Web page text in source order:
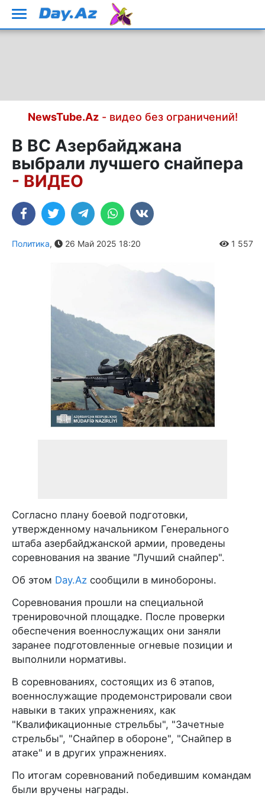
NewsTube.Az- видео без ограничений!
В ВС Азербайджана
выбрали лучшего снайпера
- ВИДЕО
Политика, 26 Май 2025 18:20 1 557
Согласно плану боевой подготовки,
утвержденному начальником Генерального
штаба азербайджанской армии, проведены
соревнования на звание "Лучший снайпер".
Об этом Day.Az сообщили в минобороны.
Соревнования прошли на специальной
тренировочной площадке. После проверки
обеспечения военнослужащих они заняли
заранее подготовленные огневые позиции и
выполнили нормативы.
В соревнованиях, состоящих из 6 этапов,
военнослужащие продемонстрировали свои
навыки в таких упражнениях, как
"Квалификационные стрельбы", "Зачетные
стрельбы", "Снайпер в обороне", "Снайпер в
атаке" и в других упражнениях.
По итогам соревнований победившим командам
были вручены награды.